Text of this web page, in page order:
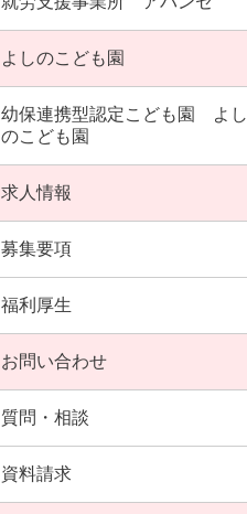
よしのこども園
幼保連携型認定こども園 よし
のこども園
求人情報
募集要項
福利厚生
お問い合わせ
質問・相談
資料請求